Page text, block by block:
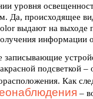
уровня
Да, происходящее
выдают на выходе
информации
записывающие
подсветкой –
Как
–